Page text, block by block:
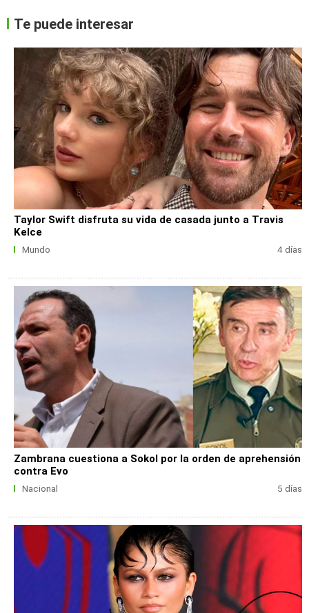
Te puede interesar
Taylor Swift disfruta su vida de casada junto a Travis
Kelce
Mundo 4 días
Zambrana cuestiona a Sokol por la orden de aprehensión
contra Evo
Nacional 5 días